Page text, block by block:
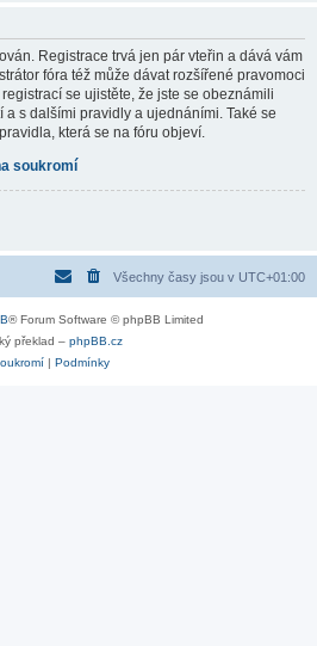
Registrace trvá jen pár vteřin a dává vám
fóra též může dávat rozšířené pravomoci
se ujistěte, že jste se obeznámili
s dalšími pravidly a ujednáními. Také se
která se na fóru objeví.
soukromí
Všechny časy jsou v UTC+01:00
® Forum Software © phpBB Limited
překlad – phpBB.cz
| Podmínky